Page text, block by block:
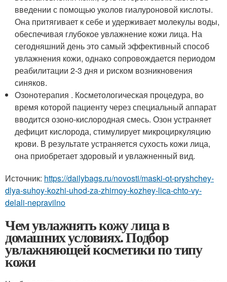
введении с помощью уколов гиалуроновой кислоты.
Она притягивает к себе и удерживает молекулы воды,
обеспечивая глубокое увлажнение кожи лица. На
сегодняшний день это самый эффективный способ
увлажнения кожи, однако сопровождается периодом
реабилитации 2-3 дня и риском возникновения
синяков.
Озонотерапия . Косметологическая процедура, во
время которой пациенту через специальный аппарат
вводится озоно-кислородная смесь. Озон устраняет
дефицит кислорода, стимулирует микроциркуляцию
крови. В результате устраняется сухость кожи лица,
она приобретает здоровый и увлажненный вид.
Источник: https://dailybags.ru/novosti/maski-ot-pryshchey-
dlya-suhoy-kozhi-uhod-za-zhirnoy-kozhey-lica-chto-vy-
delali-nepravilno
Чем увлажнять кожу лица в
домашних условиях. Подбор
увлажняющей косметики по типу
кожи